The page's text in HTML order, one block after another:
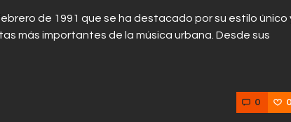
de 1991 que se ha destacado por su estilo único
más importantes de la música urbana. Desde sus
0 0